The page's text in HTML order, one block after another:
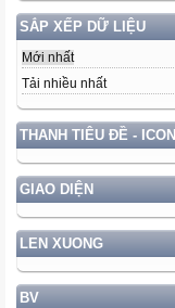
SẮP XẾP DỮ LIỆU
Mới nhất
Tải nhiều nhất
THANH TIÊU ĐỀ - ICON
GIAO DIỆN
LEN XUONG
BV